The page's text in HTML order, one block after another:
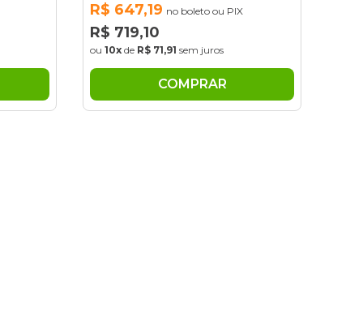
R$ 647,19 no boleto ou PIX
R$ 719,10
ou 10x de R$ 71,91 sem juros
COMPRAR